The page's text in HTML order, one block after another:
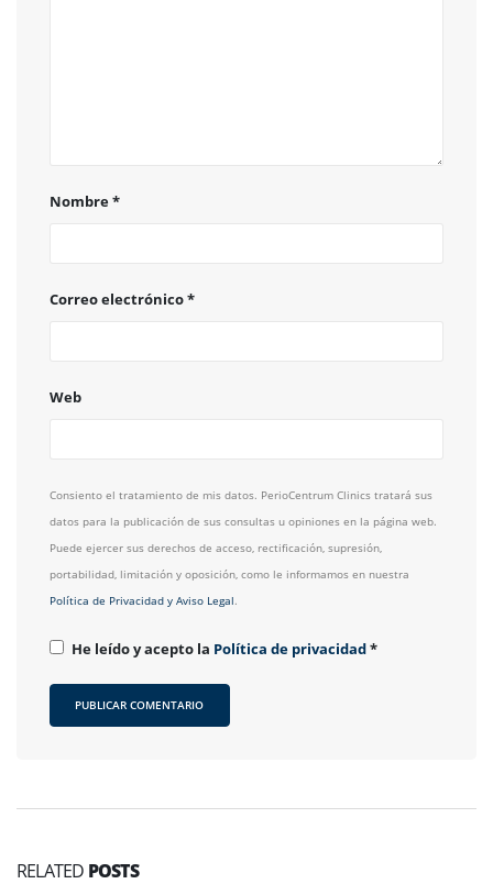
Nombre*
Correo electrónico*
Web
Consiento el tratamiento de mis datos. PerioCentrum Clinics tratará sus
datos para la publicación de sus consultas u opiniones en la página web.
Puede ejercer sus derechos de acceso, rectificación, supresión,
portabilidad, limitación y oposición, como le informamos en nuestra
Política de Privacidad y Aviso Legal.
He leído y acepto la Política de privacidad*
RELATED POSTS